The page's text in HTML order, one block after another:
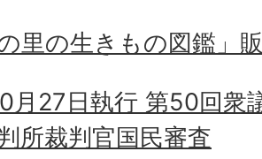
の里の生きもの図鑑」
月27日執行 第50回衆
所裁判官国民審査